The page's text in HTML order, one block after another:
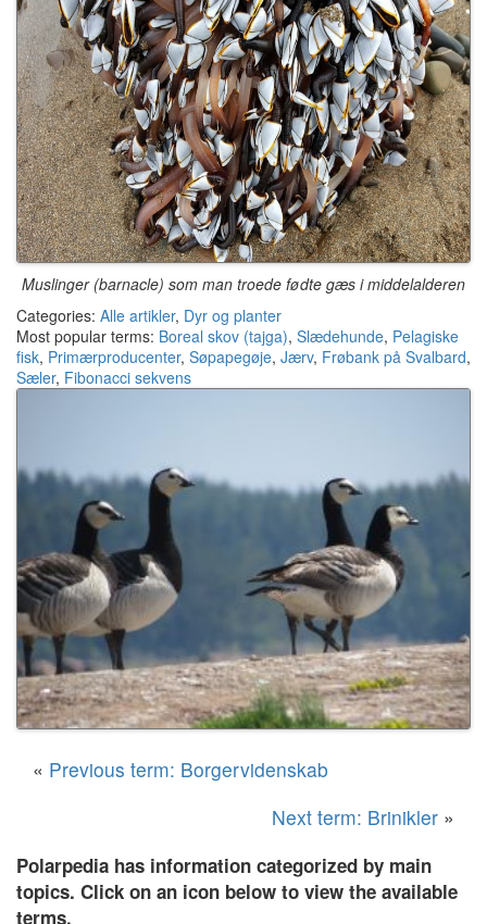
Muslinger (barnacle) som man troede fødte gæs i middelalderen
Categories: Alle artikler, Dyr og planter
Most popular terms: Boreal skov (tajga), Slædehunde, Pelagiske
fisk, Primærproducenter, Søpapegøje, Jærv, Frøbank på Svalbard,
Sæler, Fibonacci sekvens
« Previous term: Borgervidenskab
Next term: Brinikler »
Polarpedia has information categorized by main
topics. Click on an icon below to view the available
terms.